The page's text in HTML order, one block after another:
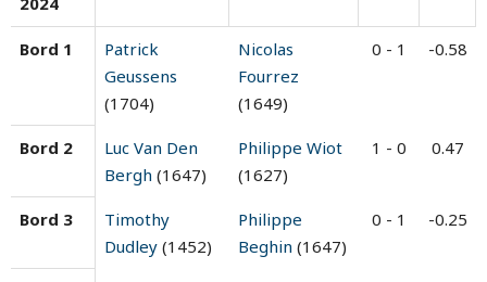
Bord 1
Patrick
Geussens
(1704)
Nicolas
Fourrez
(1649)
0 - 1 -0.58
Bord 2
Luc Van Den
Bergh (1647)
Philippe Wiot
(1627)
1 - 0 0.47
Bord 3
Timothy
Dudley (1452)
Philippe
Beghin (1647)
0 - 1 -0.25